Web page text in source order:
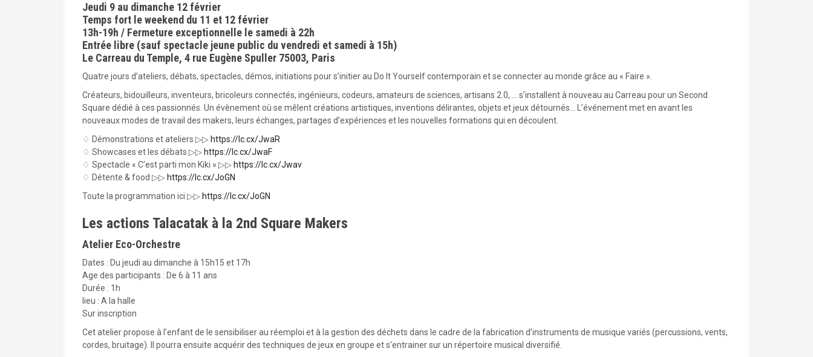
Jeudi 9 au dimanche 12 février
Temps fort le weekend du 11 et 12 février
13h-19h / Fermeture exceptionnelle le samedi à 22h
Entrée libre (sauf spectacle jeune public du vendredi et samedi à 15h)
Le Carreau du Temple, 4 rue Eugène Spuller 75003, Paris
Quatre jours d’ateliers, débats, spectacles, démos, initiations pour s’initier au Do It Yourself contemporain et se connecter au monde grâce au « Faire ».
Créateurs, bidouilleurs, inventeurs, bricoleurs connectés, ingénieurs, codeurs, amateurs de sciences, artisans 2.0, … s’installent à nouveau au Carreau pour un Second
Square dédié à ces passionnés. Un évènement où se mêlent créations artistiques, inventions délirantes, objets et jeux détournés… L’événement met en avant les
nouveaux modes de travail des makers, leurs échanges, partages d’expériences et les nouvelles formations qui en découlent.
♢ Démonstrations et ateliers ▷▷ https://lc.cx/JwaR
♢ Showcases et les débats ▷▷ https://lc.cx/JwaF
♢ Spectacle « C’est parti mon Kiki » ▷▷ https://lc.cx/Jwav
♢ Détente & food ▷▷ https://lc.cx/JoGN
Toute la programmation ici ▷▷ https://lc.cx/JoGN
Les actions Talacatak à la 2nd Square Makers
Atelier Eco-Orchestre
Dates : Du jeudi au dimanche à 15h15 et 17h
Age des participants : De 6 à 11 ans
Durée : 1h
lieu : A la halle
Sur inscription
Cet atelier propose à l’enfant de le sensibiliser au réemploi et à la gestion des déchets dans le cadre de la fabrication d’instruments de musique variés (percussions, vents,
cordes, bruitage). Il pourra ensuite acquérir des techniques de jeux en groupe et s’entrainer sur un répertoire musical diversifié.